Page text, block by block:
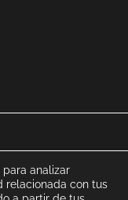
analizar
relacionada con tus